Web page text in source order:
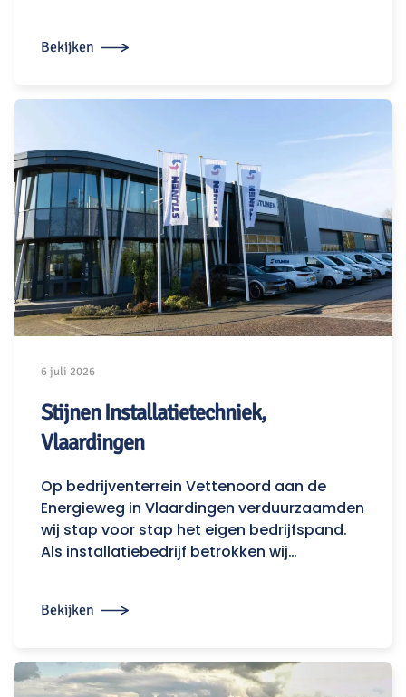
Bekijken
6 juli 2026
Stijnen Installatietechniek,
Vlaardingen
Op bedrijventerrein Vettenoord aan de
Energieweg in Vlaardingen verduurzaamden
wij stap voor stap het eigen bedrijfspand.
Als installatiebedrijf betrokken wij…
Bekijken